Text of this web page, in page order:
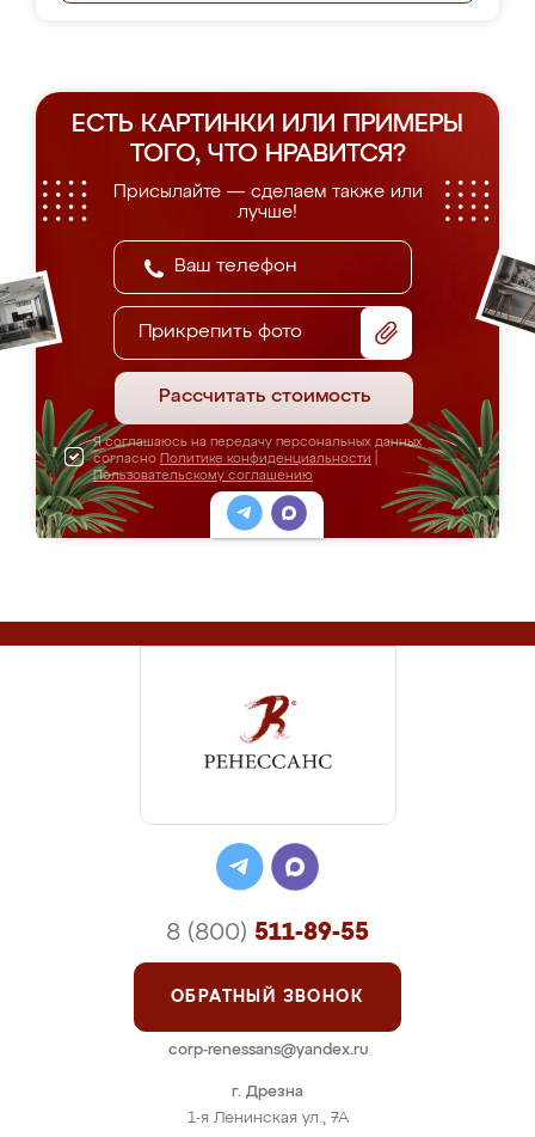
ЕСТЬ КАРТИНКИ ИЛИ ПРИМЕРЫ
ТОГО, ЧТО НРАВИТСЯ?
Присылайте — сделаем также или
лучше!
Прикрепить фото
Рассчитать стоимость
Я соглашаюсь на передачу персональных данных
согласно Политике конфиденциальности
Пользовательскому соглашению
г. Дрезна
1-я Ленинская ул., 7А
8 (800) 511-89-55
ОБРАТНЫЙ ЗВОНОК
corp-renessans@yandex.ru